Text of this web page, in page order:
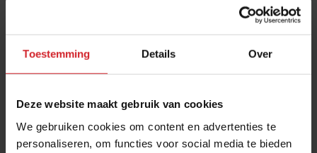
Toestemming Details Over
Deze website maakt gebruik van cookies
We gebruiken cookies om content en advertenties te
personaliseren, om functies voor social media te bieden